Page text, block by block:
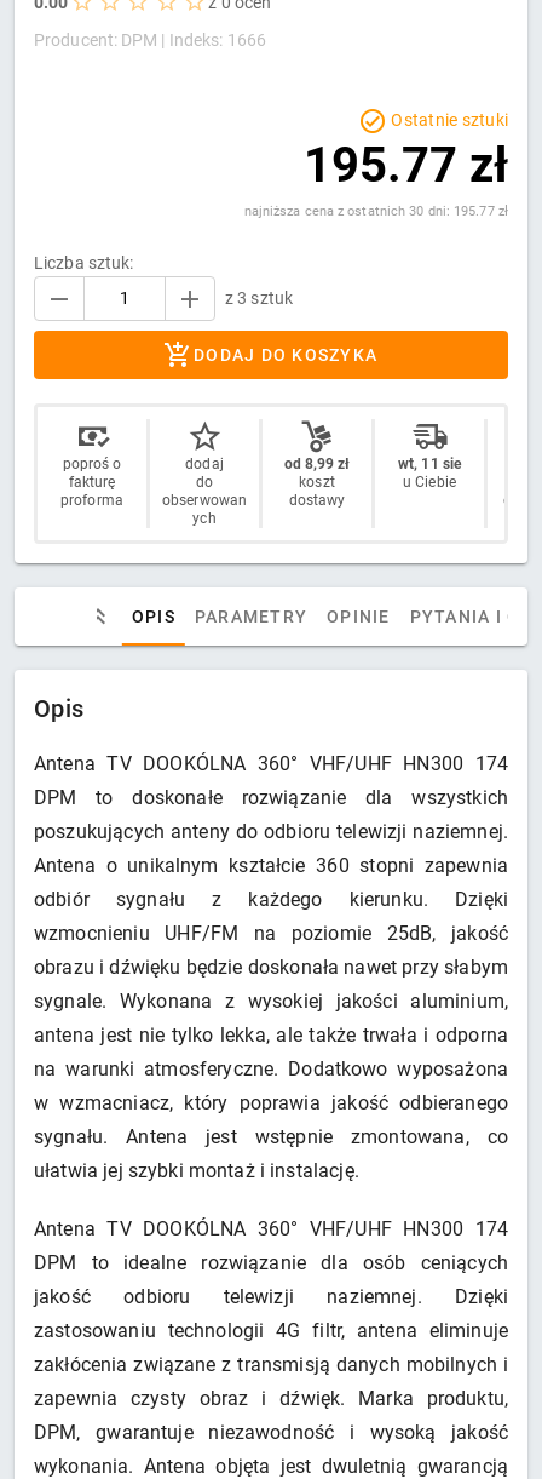
Producent: DPM | Indeks: 1666
Ostatnie sztuki
195.77 zł
najniższa cena z ostatnich 30 dni: 195.77 zł
Liczba sztuk:
z 3 sztuk
DODAJ DO KOSZYKA
poproś o
fakturę
proforma
dodaj
do
obserwowan
ych
od 8,99 zł
koszt
dostawy
wt, 11 sie
u Ciebie
OPIS PARAMETRY OPINIE PYTANIA I
Opis
Antena TV DOOKÓLNA 360° VHF/UHF HN300 174
DPM to doskonałe rozwiązanie dla wszystkich
poszukujących anteny do odbioru telewizji naziemnej.
Antena o unikalnym kształcie 360 stopni zapewnia
odbiór sygnału z każdego kierunku. Dzięki
wzmocnieniu UHF/FM na poziomie 25dB, jakość
obrazu i dźwięku będzie doskonała nawet przy słabym
sygnale. Wykonana z wysokiej jakości aluminium,
antena jest nie tylko lekka, ale także trwała i odporna
na warunki atmosferyczne. Dodatkowo wyposażona
w wzmacniacz, który poprawia jakość odbieranego
sygnału. Antena jest wstępnie zmontowana, co
ułatwia jej szybki montaż i instalację.
Antena TV DOOKÓLNA 360° VHF/UHF HN300 174
DPM to idealne rozwiązanie dla osób ceniących
jakość odbioru telewizji naziemnej. Dzięki
zastosowaniu technologii 4G filtr, antena eliminuje
zakłócenia związane z transmisją danych mobilnych i
zapewnia czysty obraz i dźwięk. Marka produktu,
DPM, gwarantuje niezawodność i wysoką jakość
wykonania. Antena objęta jest dwuletnią gwarancją